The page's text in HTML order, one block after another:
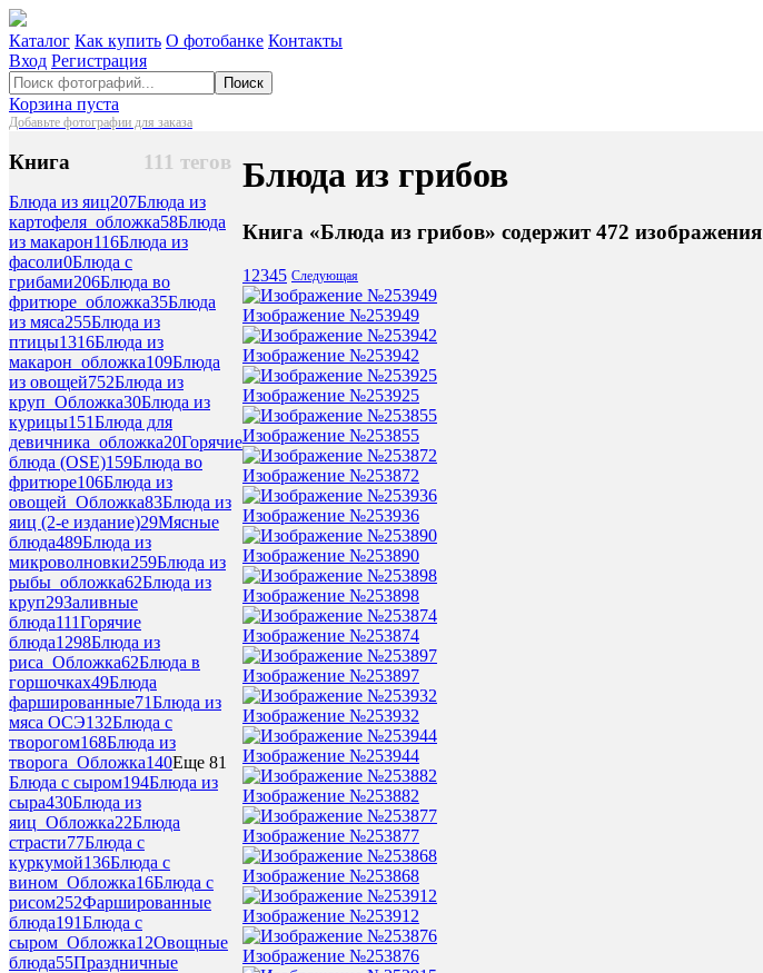
Каталог Как купить О фотобанке Контакты
Вход Регистрация
Поиск
Корзина пуста
Добавьте фотографии для заказа
111 тегов
Книга
Блюда из яиц207Блюда из
картофеля_обложка58Блюда
из макарон116Блюда из
фасоли0Блюда с
грибами206Блюда во
фритюре_обложка35Блюда
из мяса255Блюда из
птицы1316Блюда из
макарон_обложка109Блюда
из овощей752Блюда из
круп_Обложка30Блюда из
курицы151Блюда для
девичника_обложка20Горячие
блюда (OSE)159Блюда во
фритюре106Блюда из
овощей_Обложка83Блюда из
яиц (2-е издание)29Мясные
блюда489Блюда из
микроволновки259Блюда из
рыбы_обложка62Блюда из
круп29Заливные
блюда111Горячие
блюда1298Блюда из
риса_Обложка62Блюда в
горшочках49Блюда
фаршированные71Блюда из
мяса ОСЭ132Блюда с
творогом168Блюда из
творога_Обложка140Еще 81
Блюда с сыром194Блюда из
сыра430Блюда из
яиц_Обложка22Блюда
страсти77Блюда с
куркумой136Блюда с
вином_Обложка16Блюда с
рисом252Фаршированные
блюда191Блюда с
сыром_Обложка12Овощные
блюда55Праздничные
Блюда из грибов
Книга «Блюда из грибов» содержит 472 изображения
1 2345 Следующая
Изображение №253949
Изображение №253942
Изображение №253925
Изображение №253855
Изображение №253872
Изображение №253936
Изображение №253890
Изображение №253898
Изображение №253874
Изображение №253897
Изображение №253932
Изображение №253944
Изображение №253882
Изображение №253877
Изображение №253868
Изображение №253912
Изображение №253876